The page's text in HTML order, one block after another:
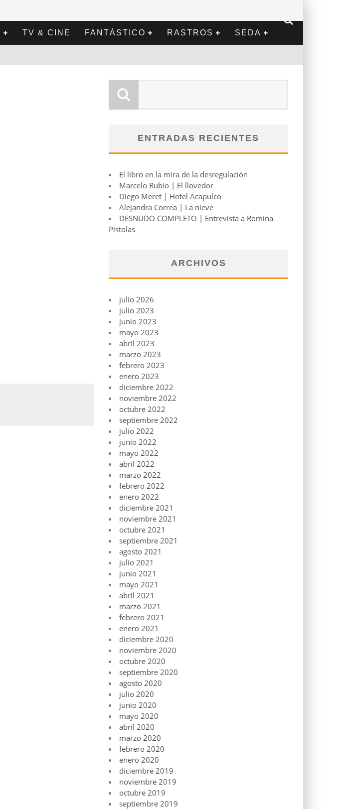
TV & CINE FANTÁSTICO RASTROS SEDA
ENTRADAS RECIENTES
El libro en la mira de la desregulación
Marcelo Rubio | El llovedor
Diego Meret | Hotel Acapulco
Alejandra Correa | La nieve
DESNUDO COMPLETO | Entrevista a Romina
Pistolas
ARCHIVOS
julio 2026
julio 2023
junio 2023
mayo 2023
abril 2023
marzo 2023
febrero 2023
enero 2023
diciembre 2022
noviembre 2022
octubre 2022
septiembre 2022
julio 2022
junio 2022
mayo 2022
abril 2022
marzo 2022
febrero 2022
enero 2022
diciembre 2021
noviembre 2021
octubre 2021
septiembre 2021
agosto 2021
julio 2021
junio 2021
mayo 2021
abril 2021
marzo 2021
febrero 2021
enero 2021
diciembre 2020
noviembre 2020
octubre 2020
septiembre 2020
agosto 2020
julio 2020
junio 2020
mayo 2020
abril 2020
marzo 2020
febrero 2020
enero 2020
diciembre 2019
noviembre 2019
octubre 2019
septiembre 2019